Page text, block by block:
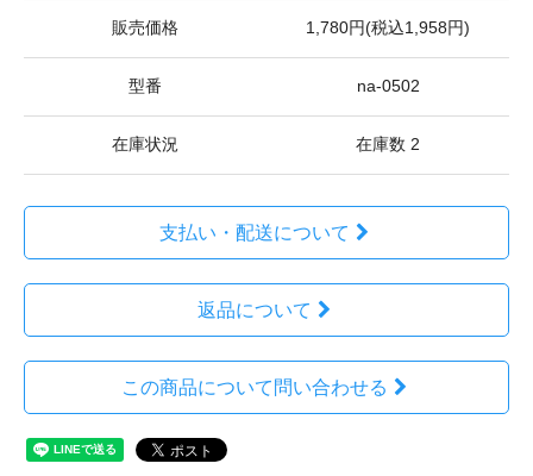
販売価格 1,780円(税込1,958円)
型番 na-0502
在庫状況 在庫数 2
支払い・配送について
返品について
この商品について問い合わせる